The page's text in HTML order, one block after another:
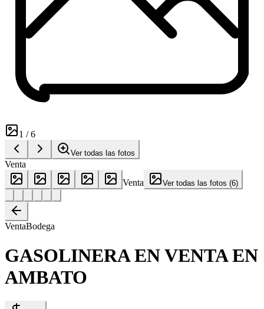
1 /6
Ver todas las fotos
Venta
Venta
Ver todas las fotos (6)
VentaBodega
GASOLINERA EN VENTA EN
AMBATO